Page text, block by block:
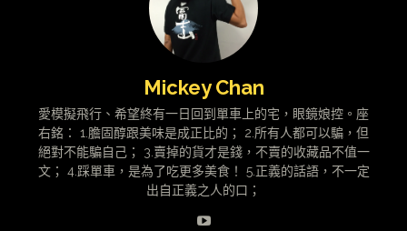
Mickey Chan
愛模擬飛行、希望終有一日回到單車上的宅，眼鏡娘控。座
右銘： 1.膽固醇跟美味是成正比的； 2.所有人都可以騙，但
絕對不能騙自己； 3.賣掉的貨才是錢，不賣的收藏品不值一
文； 4.踩單車，是為了吃更多美食！ 5.正義的話語，不一定
出自正義之人的口；